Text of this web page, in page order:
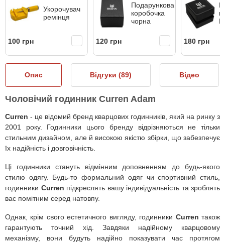
Укорочувач
ремінця
100 грн
Подарункова
коробочка
чорна
120 грн 180 грн
Опис Відгуки (89) Відео
Чоловічий годинник Curren Adam
Curren - це відомий бренд кварцових годинників, який на ринку з
2001 року. Годинники цього бренду відрізняються не тільки
стильним дизайном, але й високою якістю збірки, що забезпечує
їх надійність і довговічність.
Ці годинники стануть відмінним доповненням до будь-якого
стилю одягу. Будь-то формальний одяг чи спортивний стиль,
годинники Curren підкреслять вашу індивідуальність та зроблять
вас помітним серед натовпу.
Однак, крім свого естетичного вигляду, годинники Curren також
гарантують точний хід. Завдяки надійному кварцовому
механізму, вони будуть надійно показувати час протягом